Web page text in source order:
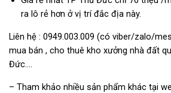
ra lô rẻ hơn ở vị trí đắc địa này.
Liên hệ : 0949.003.009 (có viber/zalo/
mua bán , cho thuê kho xưởng nhà đất
Đức….
– Tham khảo nhiều sản phẩm khác tại